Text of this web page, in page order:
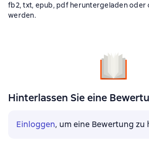
fb2, txt, epub, pdf heruntergeladen oder
werden.
Hinterlassen Sie eine
Einloggen, um eine Bewertung zu